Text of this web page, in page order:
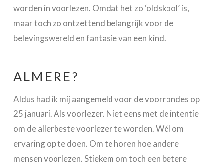
worden in voorlezen. Omdat het zo ‘oldskool’ is,
maar toch zo ontzettend belangrijk voor de
belevingswereld en fantasie van een kind.
ALMERE?
Aldus had ik mij aangemeld voor de voorrondes op
25 januari. Als voorlezer. Niet eens met de intentie
om de allerbeste voorlezer te worden. Wél om
ervaring op te doen. Om te horen hoe andere
mensen voorlezen. Stiekem om toch een betere